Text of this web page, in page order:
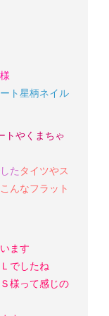
ト星柄ネイル
トやくまちゃ
た タイツやス
んなフラット
ます
でしたね
様って感じの